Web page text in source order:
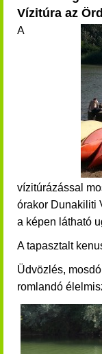
Vízitúra az
A
vízitúrázással
órakor Dunakiliti
a képen látható
A tapasztalt
Üdvözlés,
romlandó